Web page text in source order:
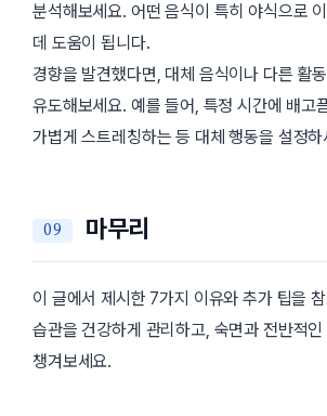
분석해보세요. 어떤 음식이 특히 야식으로
데 도움이 됩니다.
경향을 발견했다면, 대체 음식이나 다른 활
유도해보세요. 예를 들어, 특정 시간에 배고
가볍게 스트레칭하는 등 대체 행동을 설정하
마무리
이 글에서 제시한 7가지 이유와 추가 팁을
습관을 건강하게 관리하고, 숙면과 전반적인
챙겨보세요.